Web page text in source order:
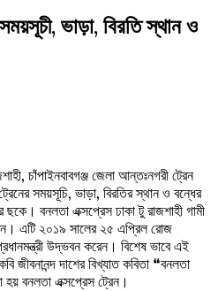
ভাড়া, বিরতি স্থান ও
চাঁপাইনবাবগঞ্জ জেলা আন্তঃনগরী ট্রেন
সময়সূচি, ভাড়া, বিরতির স্থান ও বন্ধের
বনলতা এক্সপ্রেস ঢাকা টু রাজশাহী গামী
এটি ২০১৯ সালের ২৫ এপ্রিল রোজ
উদ্ভবন করেন। বিশেষ ভাবে এই
জীবনানন্দ দাশের বিখ্যাত কবিতা ❝বনলতা
হয় বনলতা এক্সপ্রেস ট্রেন।